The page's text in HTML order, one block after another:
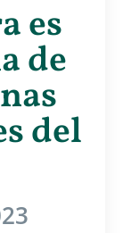
es
de
del